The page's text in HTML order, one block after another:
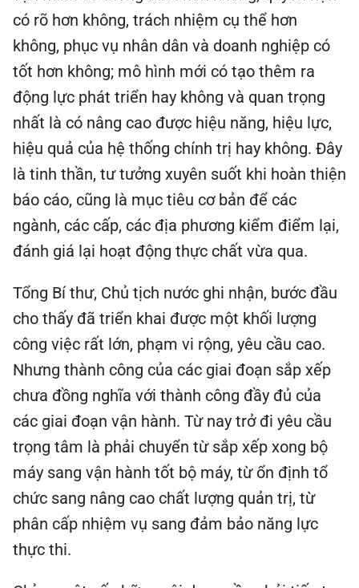
có rõ hơn không, trách nhiệm cụ thể hơn
không, phục vụ nhân dân và doanh nghiệp có
tốt hơn không; mô hình mới có tạo thêm ra
động lực phát triển hay không và quan trọng
nhất là có nâng cao được hiệu năng, hiệu lực,
hiệu quả của hệ thống chính trị hay không. Đây
là tinh thần, tư tưởng xuyên suốt khi hoàn thiện
báo cáo, cũng là mục tiêu cơ bản để các
ngành, các cấp, các địa phương kiểm điểm lại,
đánh giá lại hoạt động thực chất vừa qua.
Tổng Bí thư, Chủ tịch nước ghi nhận, bước đầu
cho thấy đã triển khai được một khối lượng
công việc rất lớn, phạm vi rộng, yêu cầu cao.
Nhưng thành công của các giai đoạn sắp xếp
chưa đồng nghĩa với thành công đầy đủ của
các giai đoạn vận hành. Từ nay trở đi yêu cầu
trọng tâm là phải chuyển từ sắp xếp xong bộ
máy sang vận hành tốt bộ máy, từ ổn định tổ
chức sang nâng cao chất lượng quản trị, từ
phân cấp nhiệm vụ sang đảm bảo năng lực
thực thi.